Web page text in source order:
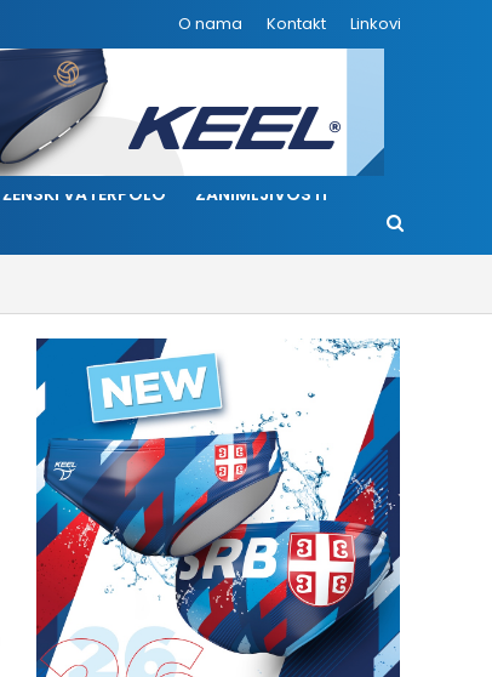
O nama Kontakt Linkovi
ŽENSKI VATERPOLO ZANIMLJIVOSTI